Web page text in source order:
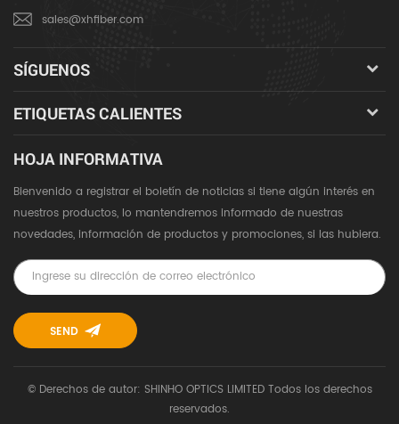
sales@xhfiber.com
SÍGUENOS
ETIQUETAS CALIENTES
HOJA INFORMATIVA
Bienvenido a registrar el boletín de noticias si tiene algún interés en
nuestros productos, lo mantendremos informado de nuestras
novedades, información de productos y promociones, si las hubiera.
© Derechos de autor: SHINHO OPTICS LIMITED Todos los derechos
reservados.